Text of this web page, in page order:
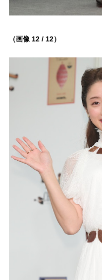
（画像 12 / 12）